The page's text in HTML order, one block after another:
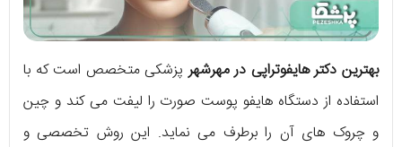
بهترین دکتر هایفوتراپی در مهرشهرپزشکی متخصص است که با
استفاده از دستگاه هایفو پوست صورت را لیفت می کند و چین
و چروک های آن را برطرف می نماید. این روش تخصصی و